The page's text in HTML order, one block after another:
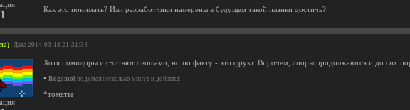
Как это понимать? Или разработчики намерены в будущем такой планки достичь?
| Дата 2014-03-18 21:31:34
Хотя помидоры и считают овощами, но по факту - это фрукт. Впрочем, споры продолжаются и до сих
• Rogamol подумал несколько минут и добавил:
*томаты